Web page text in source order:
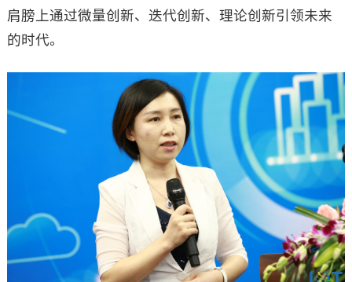
肩膀上通过微量创新、迭代创新、理论创新引领未来
的时代。